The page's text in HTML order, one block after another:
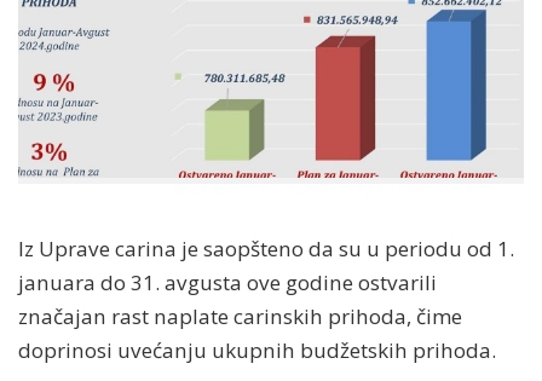
Iz Uprave carina je saopšteno da su u periodu od 1.
januara do 31. avgusta ove godine ostvarili
značajan rast naplate carinskih prihoda, čime
doprinosi uvećanju ukupnih budžetskih prihoda.